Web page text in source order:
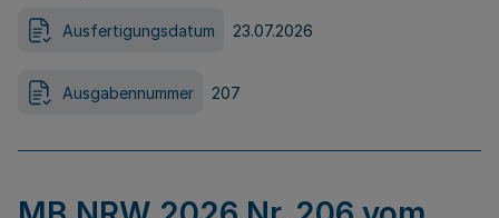
Ausfertigungsdatum 23.07.2026
Ausgabennummer 207